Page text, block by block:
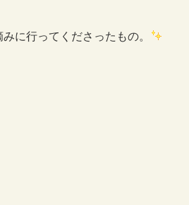
に行ってくださったもの。